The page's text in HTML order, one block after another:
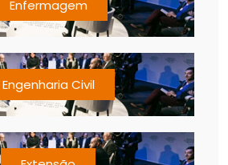
Enfermagem
Engenharia Civil